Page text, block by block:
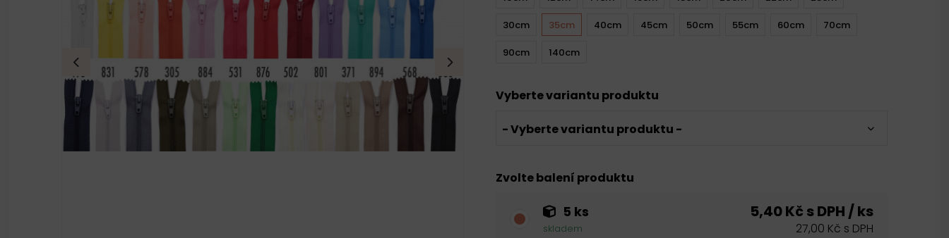
30cm 35cm 40cm 45cm 50cm 55cm 60cm 70cm
90cm 140cm
Vyberte variantu produktu
- Vyberte variantu produktu -
Zvolte balení produktu
5 ks
skladem
5,40 Kč s DPH / ks
27,00 Kč s DPH